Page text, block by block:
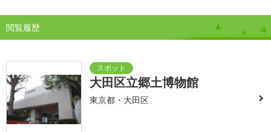
閲覧履歴
大田区立郷土博物館
東京都・大田区